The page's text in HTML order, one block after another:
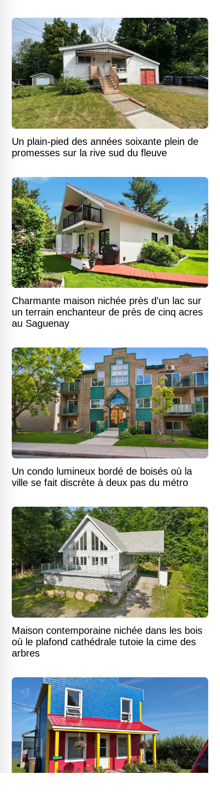
Un plain-pied des années soixante plein de
promesses sur la rive sud du fleuve
Charmante maison nichée près d'un lac sur
un terrain enchanteur de près de cinq acres
au Saguenay
Un condo lumineux bordé de boisés où la
ville se fait discrète à deux pas du métro
Maison contemporaine nichée dans les bois
où le plafond cathédrale tutoie la cime des
arbres